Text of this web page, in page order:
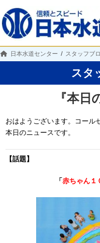
日本水道センター スタッフブ
スタ
『本日
おはようございます。コール
本日のニュースです。
【話題】
「赤ちゃん１